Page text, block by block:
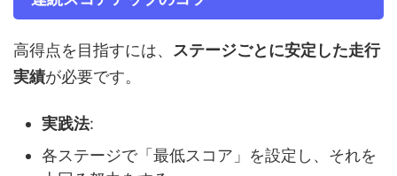
高得点を目指すには、 ステージごとに安定した走行
実績が必要です。
実践法:
各ステージで「最低スコア」を設定し、それを